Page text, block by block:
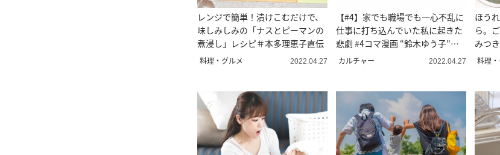
レンジで簡単！漬けこむだけで、
味しみしみの「ナスとピーマンの
煮浸し」レシピ＃本多理恵子直伝
料理・グルメ 2022.04.27
【#4】家でも職場でも一心不乱に
仕事に打ち込んでいた私に起きた
悲劇 #4コマ漫画 “鈴木ゆう子”の
日常
カルチャー 2022.04.27
ほう
ら。
みつ
料理